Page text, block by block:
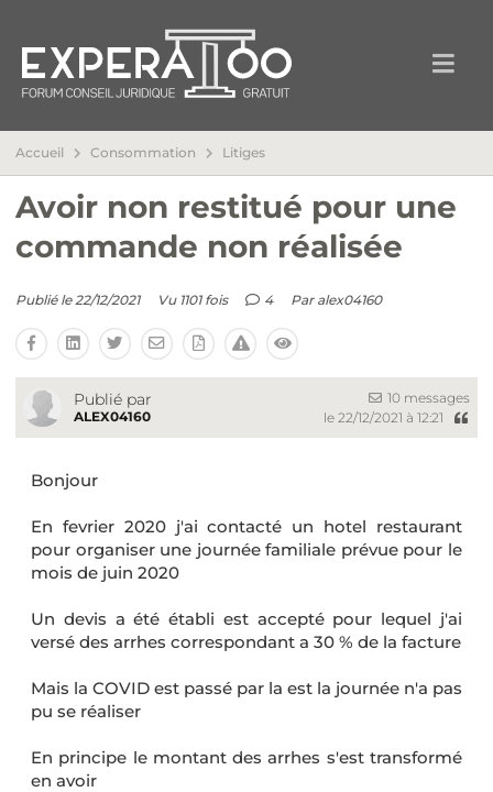
Accueil Consommation Litiges
Avoir non restitué pour une
commande non réalisée
Publié le 22/12/2021 Vu 1101 fois 4 Par alex04160
Publié par
ALEX04160
10 messages
le 22/12/2021 à 12:21
Bonjour
En fevrier 2020 j'ai contacté un hotel restaurant
pour organiser une journée familiale prévue pour le
mois de juin 2020
Un devis a été établi est accepté pour lequel j'ai
versé des arrhes correspondant a 30 % de la facture
Mais la COVID est passé par la est la journée n'a pas
pu se réaliser
En principe le montant des arrhes s'est transformé
en avoir